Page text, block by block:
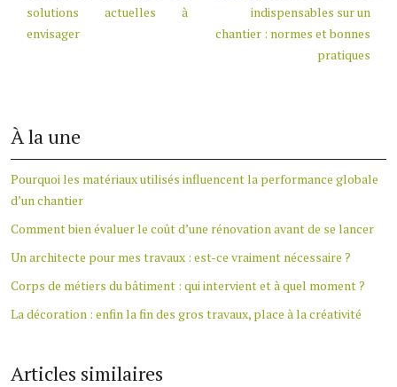
solutions actuelles à
envisager
indispensables sur un
chantier : normes et bonnes
pratiques
À la une
Pourquoi les matériaux utilisés influencent la performance globale
d’un chantier
Comment bien évaluer le coût d’une rénovation avant de se lancer
Un architecte pour mes travaux : est-ce vraiment nécessaire ?
Corps de métiers du bâtiment : qui intervient et à quel moment ?
La décoration : enfin la fin des gros travaux, place à la créativité
Articles similaires